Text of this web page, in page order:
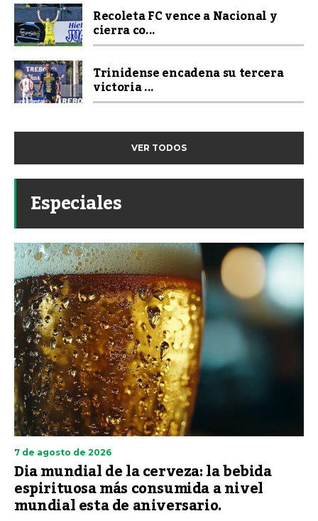
Recoleta FC vence a Nacional y
cierra co...
Trinidense encadena su tercera
victoria ...
VER TODOS
Especiales
7 de agosto de 2026
Dia mundial de la cerveza: la bebida
espirituosa más consumida a nivel
mundial esta de aniversario.